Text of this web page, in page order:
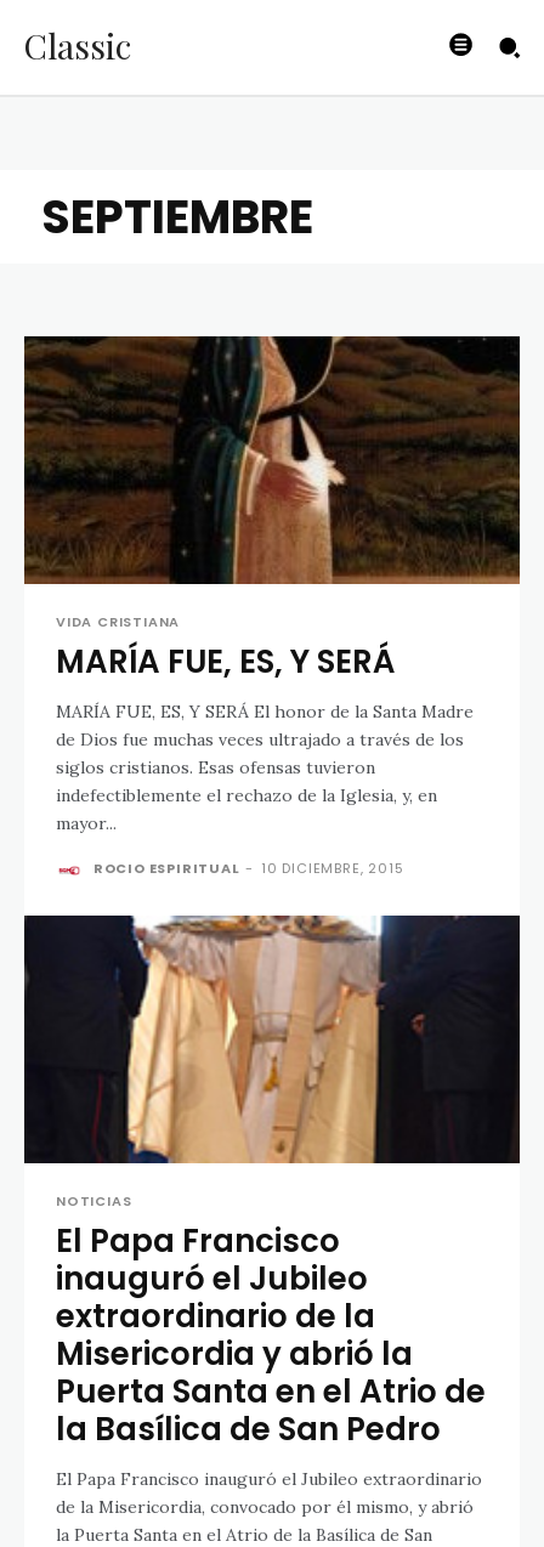
Classic
SEPTIEMBRE
VIDA CRISTIANA
MARÍA FUE, ES, Y SERÁ
MARÍA FUE, ES, Y SERÁ El honor de la Santa Madre
de Dios fue muchas veces ultrajado a través de los
siglos cristianos. Esas ofensas tuvieron
indefectiblemente el rechazo de la Iglesia, y, en
mayor...
ROCIO ESPIRITUAL - 10 DICIEMBRE, 2015
NOTICIAS
El Papa Francisco
inauguró el Jubileo
extraordinario de la
Misericordia y abrió la
Puerta Santa en el Atrio de
la Basílica de San Pedro
El Papa Francisco inauguró el Jubileo extraordinario
de la Misericordia, convocado por él mismo, y abrió
la Puerta Santa en el Atrio de la Basílica de San